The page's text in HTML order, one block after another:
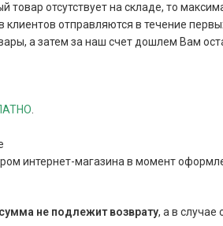
товар отсутствует на складе, то
отправляются в течение
а затем за наш счет дошлем Вам
.
интернет-магазина в момент
сумма не подлежит возврату, а в случае